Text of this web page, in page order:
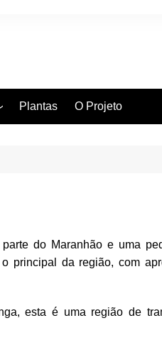
Plantas O Projeto
do Maranhão e uma
principal da região, com
esta é uma região de